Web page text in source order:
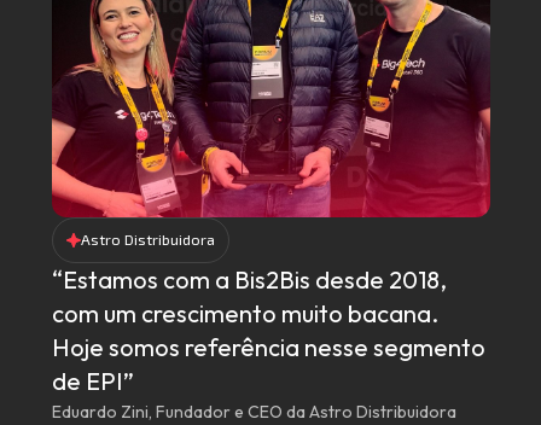
Astro Distribuidora
“Estamos com a Bis2Bis desde 2018,
com um crescimento muito bacana.
Hoje somos referência nesse segmento
de EPI”
Eduardo Zini, Fundador e CEO da Astro Distribuidora